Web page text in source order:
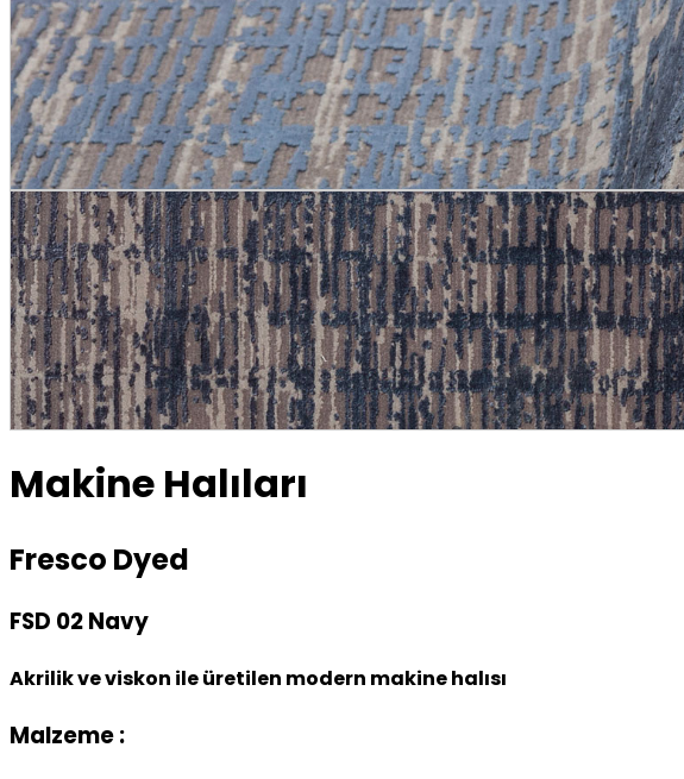
Makine Halıları
Fresco Dyed
FSD 02 Navy
Akrilik ve viskon ile üretilen modern makine halısı
Malzeme :